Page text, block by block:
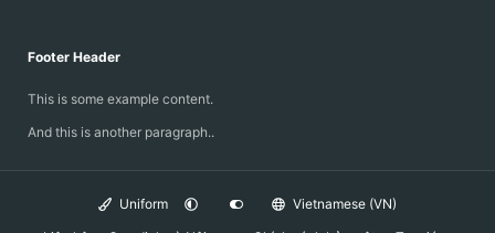
Footer Header
This is some example content.
And this is another paragraph..
Uniform
Vietnamese (VN)